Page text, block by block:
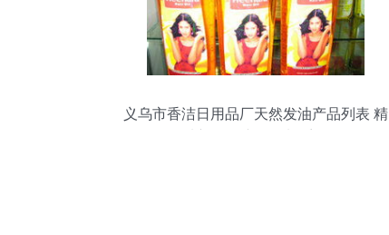
义乌市香洁日用品厂天然发油产品列表 精